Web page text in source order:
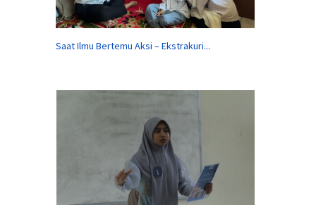
Saat Ilmu Bertemu Aksi – Ekstrakuri...